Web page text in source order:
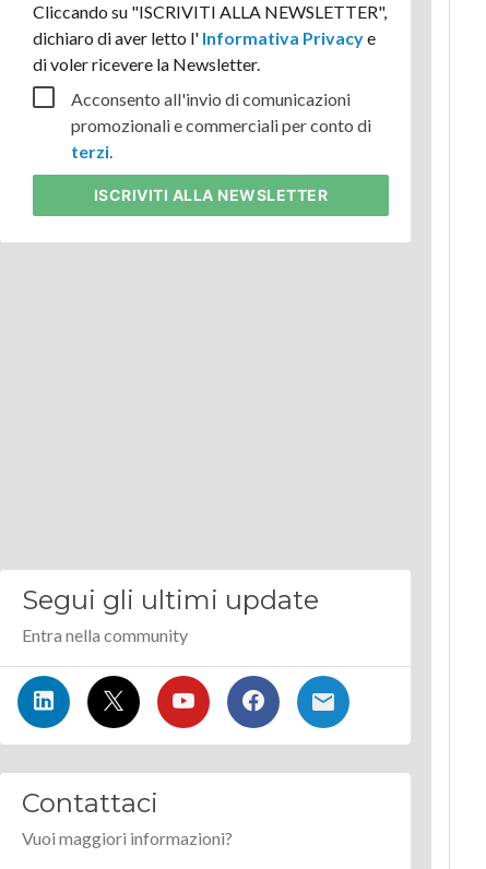
Cliccando su "ISCRIVITI ALLA NEWSLETTER",
dichiaro di aver letto l'Informativa Privacye
di voler ricevere la Newsletter.
Acconsento all'invio di comunicazioni
promozionali e commerciali per conto di
terzi.
ISCRIVITI ALLA NEWSLETTER
Segui gli ultimi update
Entra nella community
Contattaci
Vuoi maggiori informazioni?